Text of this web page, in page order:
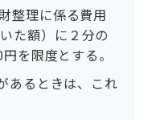
整理に係る費用
た額）に２分の
を限度とする。
あるときは、これ